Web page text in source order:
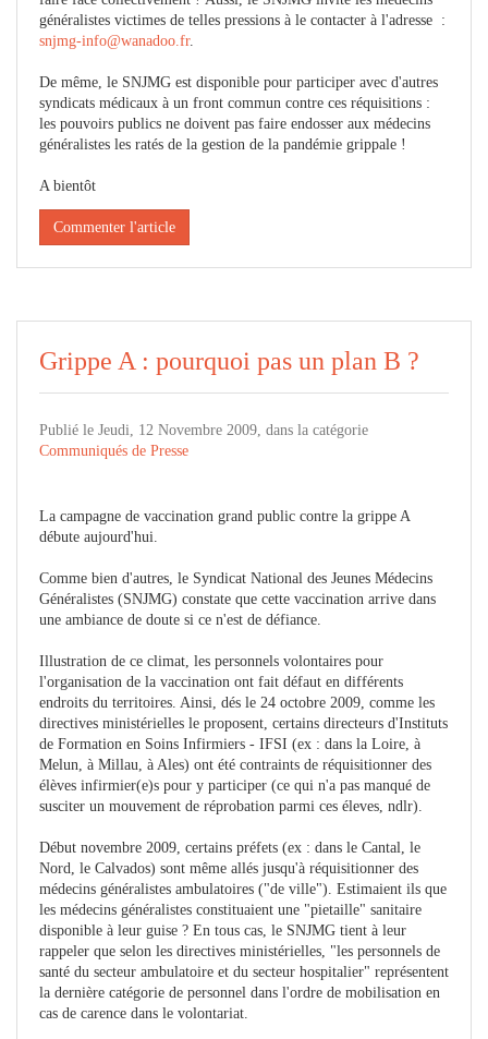
généralistes victimes de telles pressions à le contacter à l'adresse :
snjmg-info@wanadoo.fr.
De même, le SNJMG est disponible pour participer avec d'autres
syndicats médicaux à un front commun contre ces réquisitions :
les pouvoirs publics ne doivent pas faire endosser aux médecins
généralistes les ratés de la gestion de la pandémie grippale !
A bientôt
Commenter l'article
Grippe A : pourquoi pas un plan B ?
Publié le Jeudi, 12 Novembre 2009, dans la catégorie
Communiqués de Presse
La campagne de vaccination grand public contre la grippe A
débute aujourd'hui.
Comme bien d'autres, le Syndicat National des Jeunes Médecins
Généralistes (SNJMG) constate que cette vaccination arrive dans
une ambiance de doute si ce n'est de défiance.
Illustration de ce climat, les personnels volontaires pour
l'organisation de la vaccination ont fait défaut en différents
endroits du territoires. Ainsi, dés le 24 octobre 2009, comme les
directives ministérielles le proposent, certains directeurs d'Instituts
de Formation en Soins Infirmiers - IFSI (ex : dans la Loire, à
Melun, à Millau, à Ales) ont été contraints de réquisitionner des
élèves infirmier(e)s pour y participer (ce qui n'a pas manqué de
susciter un mouvement de réprobation parmi ces éleves, ndlr).
Début novembre 2009, certains préfets (ex : dans le Cantal, le
Nord, le Calvados) sont même allés jusqu'à réquisitionner des
médecins généralistes ambulatoires ("de ville"). Estimaient ils que
les médecins généralistes constituaient une "pietaille" sanitaire
disponible à leur guise ? En tous cas, le SNJMG tient à leur
rappeler que selon les directives ministérielles, "les personnels de
santé du secteur ambulatoire et du secteur hospitalier" représentent
la dernière catégorie de personnel dans l'ordre de mobilisation en
cas de carence dans le volontariat.